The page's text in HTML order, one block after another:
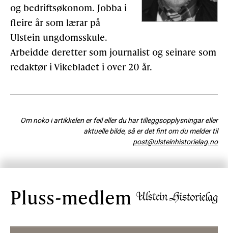
og bedriftsøkonom. Jobba i
fleire år som lærar på
Ulstein ungdomsskule.
Arbeidde deretter som journalist og seinare som
redaktør i Vikebladet i over 20 år.
Om noko i artikkelen er feil eller du har tilleggsopplysningar eller
aktuelle bilde, så er det fint om du melder til
post@ulsteinhistorielag.no
Pluss-medlem